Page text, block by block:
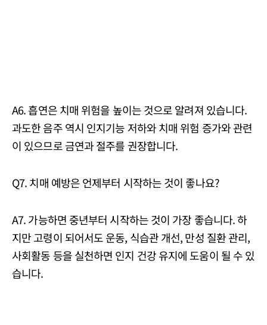
A6. 흡연은 치매 위험을 높이는 것으로 알려져 있습니다.
과도한 음주 역시 인지기능 저하와 치매 위험 증가와 관련
이 있으므로 금연과 절주를 권장합니다.
Q7. 치매 예방은 언제부터 시작하는 것이 좋나요?
A7. 가능하면 중년부터 시작하는 것이 가장 좋습니다. 하
지만 고령이 되어서도 운동, 식습관 개선, 만성 질환 관리,
사회활동 등을 실천하면 인지 건강 유지에 도움이 될 수 있
습니다.